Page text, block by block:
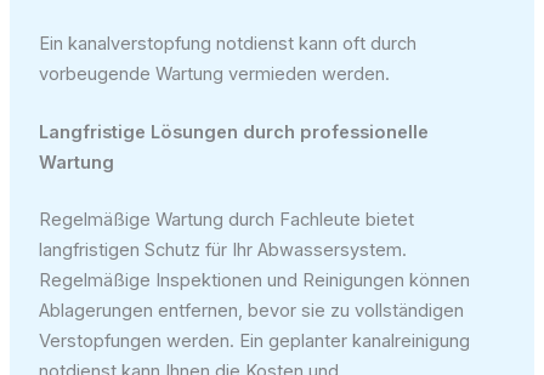
Ein kanalverstopfung notdienst kann oft durch
vorbeugende Wartung vermieden werden.
Langfristige Lösungen durch professionelle
Wartung
Regelmäßige Wartung durch Fachleute bietet
langfristigen Schutz für Ihr Abwassersystem.
Regelmäßige Inspektionen und Reinigungen können
Ablagerungen entfernen, bevor sie zu vollständigen
Verstopfungen werden. Ein geplanter kanalreinigung